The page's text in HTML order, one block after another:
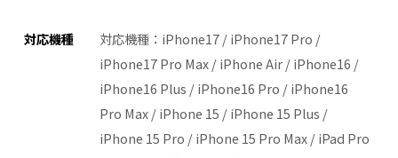
対応機種
対応機種：iPhone17 / iPhone17 Pro /
iPhone17 Pro Max / iPhone Air / iPhone16 /
iPhone16 Plus / iPhone16 Pro / iPhone16
Pro Max / iPhone 15 / iPhone 15 Plus /
iPhone 15 Pro / iPhone 15 Pro Max / iPad Pro